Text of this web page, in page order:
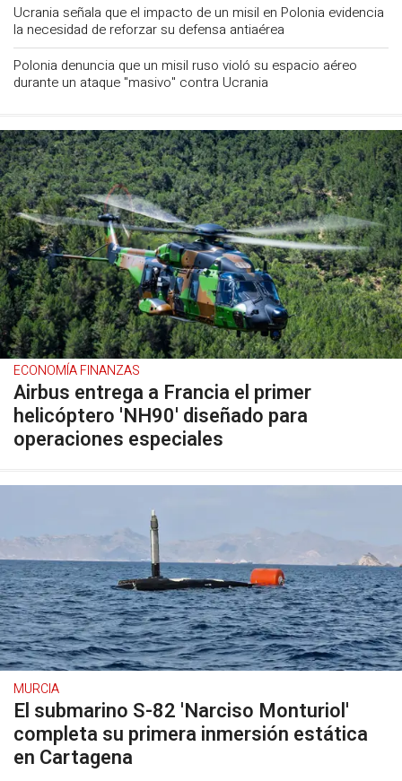
Ucrania señala que el impacto de un misil en Polonia evidencia
la necesidad de reforzar su defensa antiaérea
Polonia denuncia que un misil ruso violó su espacio aéreo
durante un ataque "masivo" contra Ucrania
ECONOMÍA FINANZAS
Airbus entrega a Francia el primer
helicóptero 'NH90' diseñado para
operaciones especiales
MURCIA
El submarino S-82 'Narciso Monturiol'
completa su primera inmersión estática
en Cartagena